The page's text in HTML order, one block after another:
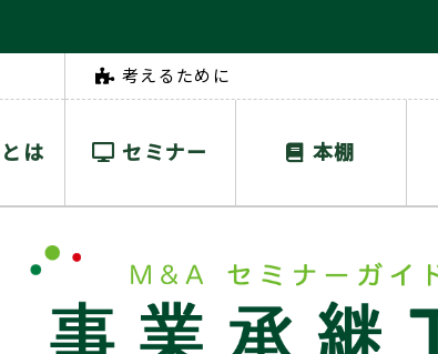
とは
考えるために
セミナー 本棚